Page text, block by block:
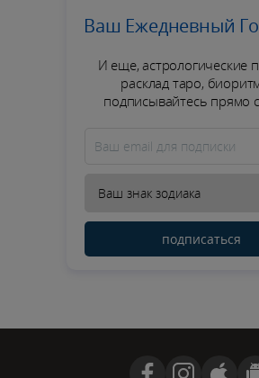
Ваш Ежедневный
И еще, астрологические
расклад таро,
подписывайтесь прямо
подписаться